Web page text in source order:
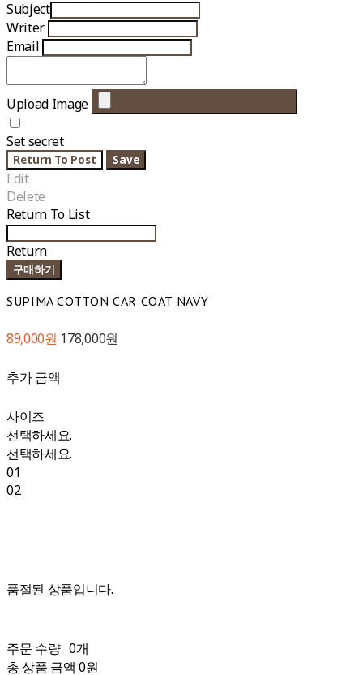
Subject
Writer
Email
Upload Image
Set secret
Return To Post Save
Edit
Delete
Return To List
Return
구매하기
SUPIMA COTTON CAR COAT NAVY
89,000원 178,000원
추가 금액
사이즈
선택하세요.
선택하세요.
01
02
품절된 상품입니다.
주문 수량 0개
총 상품 금액 0원